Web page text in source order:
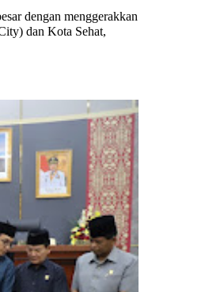
dengan menggerakkan
dan Kota Sehat,